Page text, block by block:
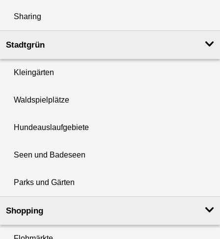
Sharing
Stadtgrün
Kleingärten
Waldspielplätze
Hundeauslaufgebiete
Seen und Badeseen
Parks und Gärten
Shopping